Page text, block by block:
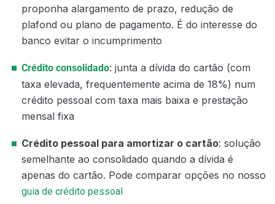
proponha alargamento de prazo, redução de
plafond ou plano de pagamento. É do interesse do
banco evitar o incumprimento
Crédito consolidado: junta a dívida do cartão (com
taxa elevada, frequentemente acima de 18%) num
crédito pessoal com taxa mais baixa e prestação
mensal fixa
Crédito pessoal para amortizar o cartão: solução
semelhante ao consolidado quando a dívida é
apenas do cartão. Pode comparar opções no nosso
guia de crédito pessoal